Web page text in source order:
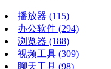
播放器 (115)
办公软件 (294)
浏览器 (188)
视频工具 (309)
聊天工具 (98)